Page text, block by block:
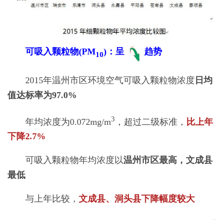
可吸入颗粒物(PM10)：呈 趋势
2015年温州市区环境空气可吸入颗粒物浓度 日均
值达标率为97.0%
年均浓度为0.072mg/m3 ，超过二级标准， 比上年
下降2.7%
可吸入颗粒物年均浓度以温州市区最高，文成县
最低
与上年比较， 文成县、洞头县下降幅度较大